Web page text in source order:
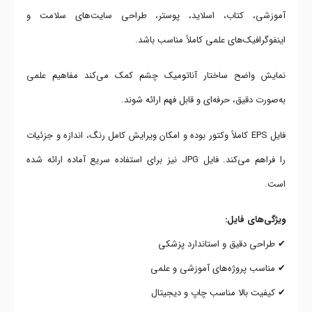
آموزشی، کتاب، اسلاید، پوستر، طراحی سایت‌های سلامت و
اینفوگرافیک‌های علمی کاملاً مناسب باشد.
نمایش واضح ساختار آناتومیک چشم کمک می‌کند مفاهیم علمی
به‌صورت دقیق، حرفه‌ای و قابل فهم ارائه شوند.
فایل EPS کاملاً وکتور بوده و امکان ویرایش کامل رنگ، اندازه و جزئیات
را فراهم می‌کند. فایل JPG نیز برای استفاده سریع آماده ارائه شده
است.
ویژگی‌های فایل:
✔ طراحی دقیق و استاندارد پزشکی
✔ مناسب پروژه‌های آموزشی و علمی
✔ کیفیت بالا مناسب چاپ و دیجیتال